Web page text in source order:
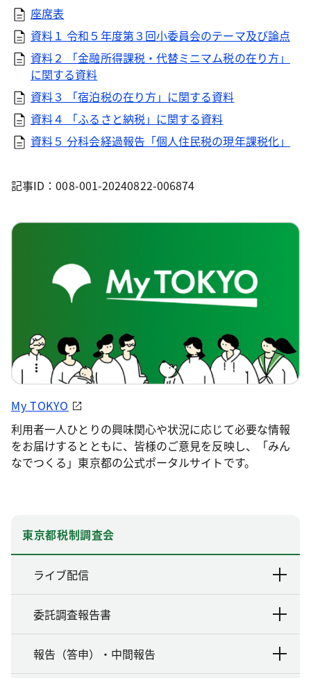
座席表
資料１ 令和５年度第３回小委員会のテーマ及び論点
資料２ 「金融所得課税・代替ミニマム税の在り方」
に関する資料
資料３ 「宿泊税の在り方」に関する資料
資料４ 「ふるさと納税」に関する資料
資料５ 分科会経過報告「個人住民税の現年課税化」
記事ID：008-001-20240822-006874
My TOKYO
利用者一人ひとりの興味関心や状況に応じて必要な情報
をお届けするとともに、皆様のご意見を反映し、「みん
なでつくる」東京都の公式ポータルサイトです。
東京都税制調査会
ライブ配信
委託調査報告書
報告（答申）・中間報告